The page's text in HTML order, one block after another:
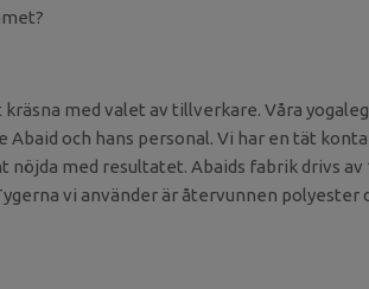
med valet av tillverkare. Våra
Abaid och hans personal. Vi har en tät
med resultatet. Abaids fabrik drivs av
vi använder är återvunnen polyester